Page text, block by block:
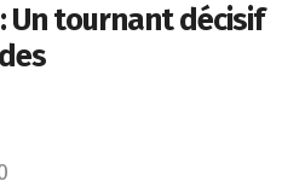
: Un tournant décisif